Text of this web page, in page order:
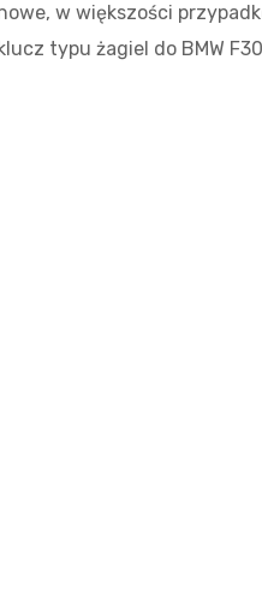
w większości
typu żagiel do BMW